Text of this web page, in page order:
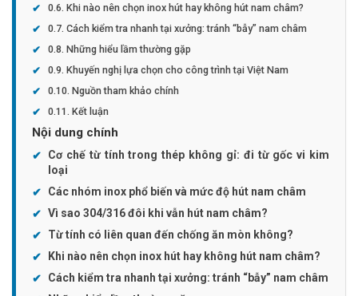
Khi nào nên chọn inox hút hay không hút nam châm?
Cách kiểm tra nhanh tại xưởng: tránh “bẫy” nam châm
Những hiểu lầm thường gặp
Khuyến nghị lựa chọn cho công trình tại Việt Nam
Nguồn tham khảo chính
Kết luận
Nội dung chính
Cơ chế từ tính trong thép không gỉ: đi từ gốc vi kim
loại
Các nhóm inox phổ biến và mức độ hút nam châm
Vì sao 304/316 đôi khi vẫn hút nam châm?
Từ tính có liên quan đến chống ăn mòn không?
Khi nào nên chọn inox hút hay không hút nam châm?
Cách kiểm tra nhanh tại xưởng: tránh “bẫy” nam châm